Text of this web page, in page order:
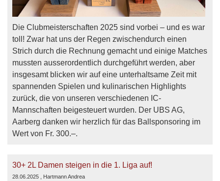
Die Clubmeisterschaften 2025 sind vorbei – und es war
toll! Zwar hat uns der Regen zwischendurch einen
Strich durch die Rechnung gemacht und einige Matches
mussten ausserordentlich durchgeführt werden, aber
insgesamt blicken wir auf eine unterhaltsame Zeit mit
spannenden Spielen und kulinarischen Highlights
zurück, die von unseren verschiedenen IC-
Mannschaften beigesteuert wurden. Der UBS AG,
Aarberg danken wir herzlich für das Ballsponsoring im
Wert von Fr. 300.–.
30+ 2L Damen steigen in die 1. Liga auf!
28.06.2025 , Hartmann Andrea